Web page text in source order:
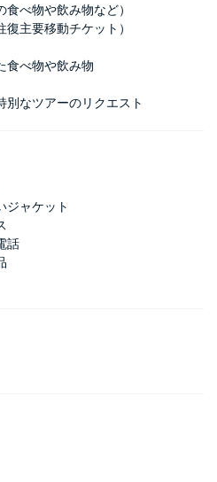
べ物や飲み物など）
主要移動チケット）
食べ物や飲み物
なツアーのリクエスト
ジャケット
話